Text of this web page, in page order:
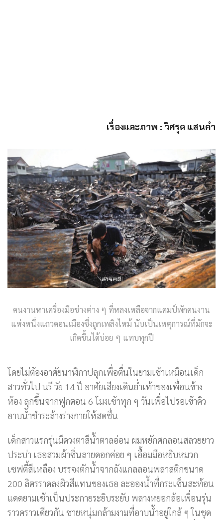
เรื่องและภาพ : วิศรุต แสนคำ
คนงานหาเครื่องมือช่างต่าง ๆ ที่หลงเหลือจากแคมป์พักคนงาน
แห่งหนึ่งแถวดอนเมืองซึ่งถูกเพลิงไหม้ นับเป็นเหตุการณ์ที่มักจะ
เกิดขึ้นได้บ่อย ๆ แทบทุกปี
โดยไม่ต้องอาศัยนาฬิกาปลุกเพื่อตื่นในยามเช้าเหมือนเด็ก
สาวทั่วไป นรี วัย 14 ปี อาศัยเสียงเดินย่ำเท้าของเพื่อนข้าง
ห้อง ลุกขึ้นจากฟูกตอน 6 โมงเช้าทุก ๆ วันเพื่อไปรอเข้าคิว
อาบน้ำชำระล้างร่างกายให้สดชื่น
เด็กสาวแรกรุ่นมีดวงตาสีน้ำตาลอ่อน ผมหยักศกลอนสลวยยาว
ประบ่า เธอสวมผ้าซิ่นลายดอกค่อย ๆ เอื้อมมือหยิบหมวก
เซฟตี้สีเหลือง บรรจงตักน้ำจากถังแกลลอนพลาสติกขนาด
200 ลิตรราดลงผิวสีแทนของเธอ ละอองน้ำที่กระเซ็นสะท้อน
แดดยามเช้าเป็นประกายระยิบระยับ พลางหยอกล้อเพื่อนรุ่น
ราวคราวเดียวกัน ชายหนุ่มกล้ามงามที่อาบน้ำอยู่ใกล้ ๆ ในชุด